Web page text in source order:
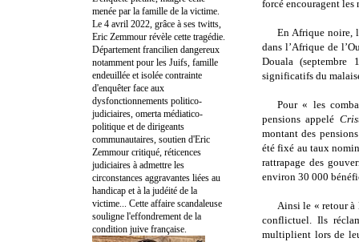
forcé encouragent les
En Afrique noire,
dans l’Afrique de
Douala
significatifs du
Pour « les
pensions appelé
montant des
été fixé au taux
rattrapage des
environ 30 000
Ainsi le « retour à
conflictuel. Ils
multiplient lors de
menée par la famille de la victime.
Le 4 avril 2022, grâce à ses twitts,
Eric Zemmour révèle cette tragédie.
Département francilien dangereux
notamment pour les Juifs, famille
endeuillée et isolée contrainte
d'enquêter face aux
dysfonctionnements politico-
judiciaires, omerta médiatico-
politique et de dirigeants
communautaires, soutien d'Eric
Zemmour critiqué, réticences
judiciaires à admettre les
circonstances aggravantes liées au
handicap et à la judéité de la
victime... Cette affaire scandaleuse
souligne l'effondrement de la
condition juive française.